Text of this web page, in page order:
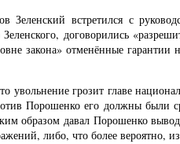
Зеленский встретился с
договорились
закона» отменённые
грозит главе
Порошенко его должны были
образом давал Порошенко
либо, что более вероятно,